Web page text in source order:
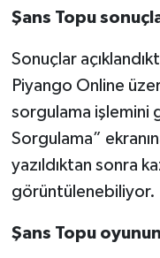
Şans Topu
Sonuçlar
Piyango Online
sorgulama işlemini
Sorgulama”
yazıldıktan sonra
görüntülenebiliyor.
Şans Topu